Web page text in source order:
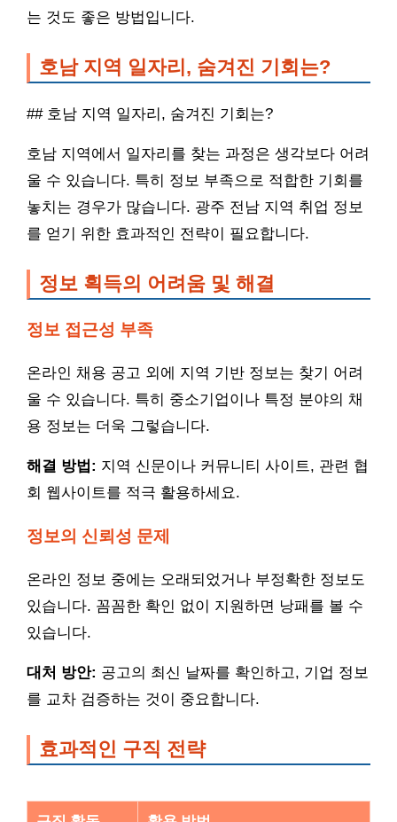
는 것도 좋은 방법입니다.
호남 지역 일자리, 숨겨진 기회는?
## 호남 지역 일자리, 숨겨진 기회는?
호남 지역에서 일자리를 찾는 과정은 생각보다 어려
울 수 있습니다. 특히 정보 부족으로 적합한 기회를
놓치는 경우가 많습니다. 광주 전남 지역 취업 정보
를 얻기 위한 효과적인 전략이 필요합니다.
정보 획득의 어려움 및 해결
정보 접근성 부족
온라인 채용 공고 외에 지역 기반 정보는 찾기 어려
울 수 있습니다. 특히 중소기업이나 특정 분야의 채
용 정보는 더욱 그렇습니다.
해결 방법: 지역 신문이나 커뮤니티 사이트, 관련 협
회 웹사이트를 적극 활용하세요.
정보의 신뢰성 문제
온라인 정보 중에는 오래되었거나 부정확한 정보도
있습니다. 꼼꼼한 확인 없이 지원하면 낭패를 볼 수
있습니다.
대처 방안: 공고의 최신 날짜를 확인하고, 기업 정보
를 교차 검증하는 것이 중요합니다.
효과적인 구직 전략